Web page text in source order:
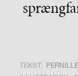
TEKST: